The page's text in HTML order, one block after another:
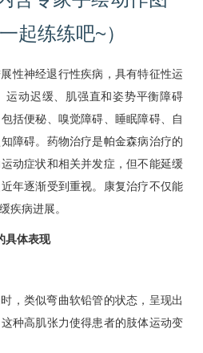
起练练吧~）
性神经退行性疾病，具有特征性运
运动迟缓、肌强直和姿势平衡障碍
括便秘 、嗅觉障碍、睡眠障碍、自
障碍。药物治疗是帕金森病治疗的
动症状和相关并发症，但不能延缓
年逐渐受到重视。康复治疗不仅能
疾病进展。
具体表现
，类似弯曲软铅管的状态，呈现出
种高肌张力使得患者的肢体运动变